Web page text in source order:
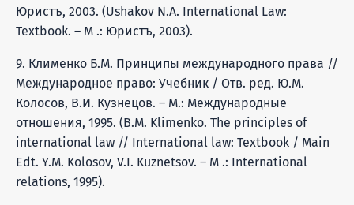
Юристъ, 2003. (Ushakov N.A. International Law:
Textbook. – M .: Юристъ, 2003).
9. Клименко Б.М. Принципы международного права //
Международное право: Учебник / Отв. ред. Ю.М.
Колосов, В.И. Кузнецов. – М.: Международные
отношения, 1995. (B.M. Klimenko. The principles of
international law // International law: Textbook / Main
Edt. Y.M. Kolosov, V.I. Kuznetsov. – M .: International
relations, 1995).